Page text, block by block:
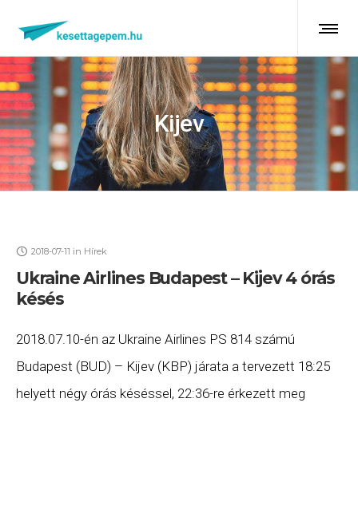
Kijev
2018-07-11 in Hírek
Ukraine Airlines Budapest – Kijev 4 órás
késés
2018.07.10-én az Ukraine Airlines PS 814 számú
Budapest (BUD) – Kijev (KBP) járata a tervezett 18:25
helyett négy órás késéssel, 22:36-re érkezett meg